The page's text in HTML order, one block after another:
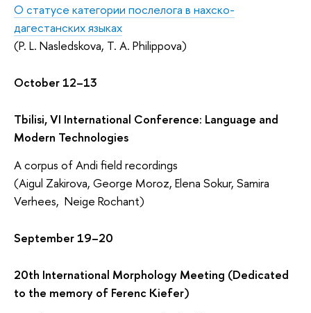
О статусе категории послелога в нахско-
дагестанских языках
(P. L. Nasledskova, Т. А. Philippova)
October12–13
Tbilisi, VI International Conference: Language and
Modern Technologies
A corpus of Andi field recordings
(Aigul Zakirova, George Moroz, Elena Sokur, Samira
Verhees, Neige Rochant)
September19–20
20th International Morphology Meeting (Dedicated
to the memory of Ferenc Kiefer)